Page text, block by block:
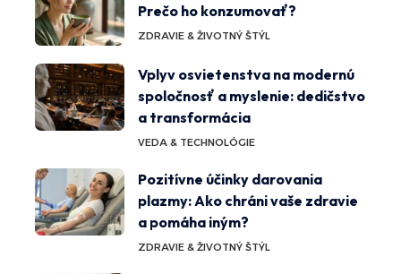
Prečo ho konzumovať?
ZDRAVIE & ŽIVOTNÝ ŠTÝL
Vplyv osvietenstva na modernú
spoločnosť a myslenie: dedičstvo
a transformácia
VEDA & TECHNOLÓGIE
Pozitívne účinky darovania
plazmy: Ako chráni vaše zdravie
a pomáha iným?
ZDRAVIE & ŽIVOTNÝ ŠTÝL